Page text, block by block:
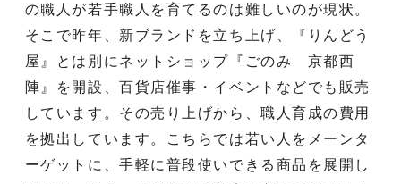
の職人が若手職人を育てるのは難しいのが現状。
そこで昨年、新ブランドを立ち上げ、『りんどう
屋』とは別にネットショップ『ごのみ 京都西
陣』を開設、百貨店催事・イベントなどでも販売
しています。その売り上げから、職人育成の費用
を拠出しています。こちらでは若い人をメーンタ
ーゲットに、手軽に普段使いできる商品を展開し